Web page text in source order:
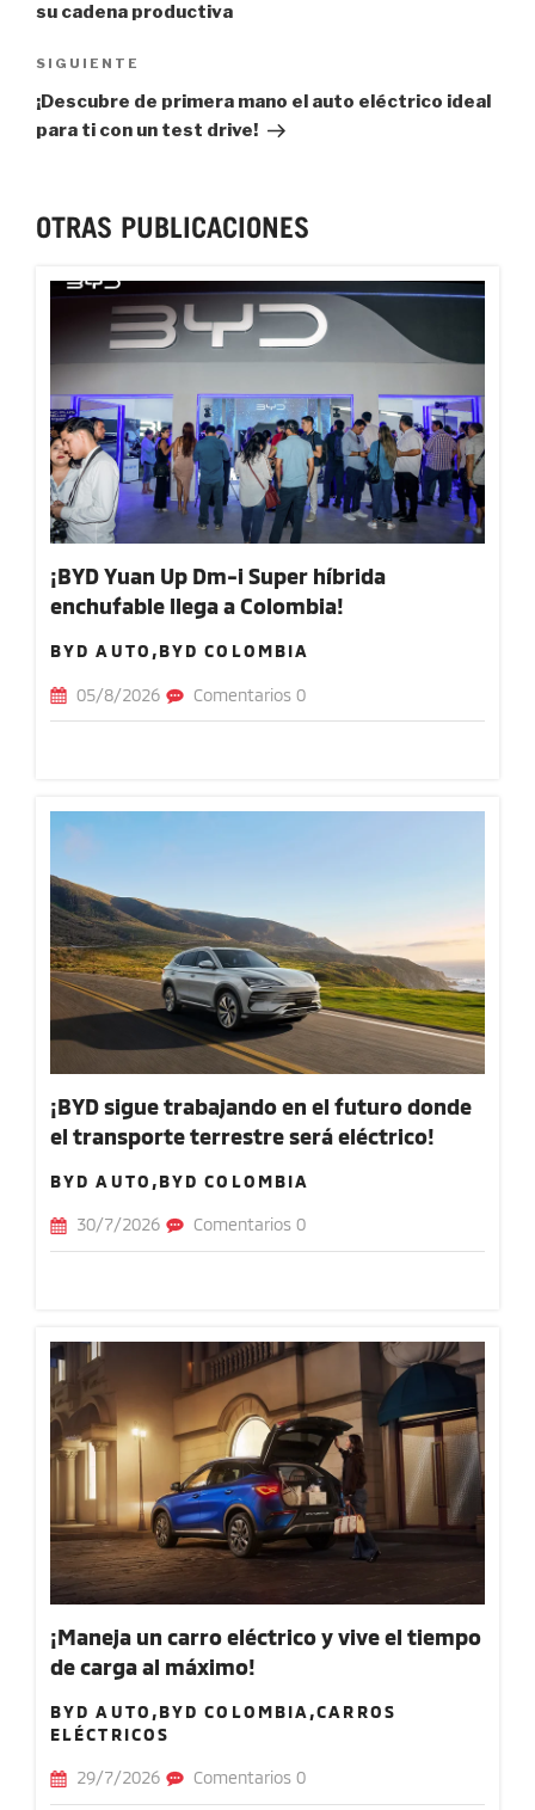
su cadena productiva
Next
Post
SIGUIENTE
¡Descubre de primera mano el auto eléctrico ideal
para ti con un test drive!
OTRAS PUBLICACIONES
¡BYD Yuan Up Dm-i Super híbrida
enchufable llega a Colombia!
BYD AUTO,BYD COLOMBIA
05/8/2026 Comentarios 0
¡BYD sigue trabajando en el futuro donde
el transporte terrestre será eléctrico!
BYD AUTO,BYD COLOMBIA
30/7/2026 Comentarios 0
¡Maneja un carro eléctrico y vive el tiempo
de carga al máximo!
BYD AUTO,BYD COLOMBIA,CARROS
ELÉCTRICOS
29/7/2026 Comentarios 0